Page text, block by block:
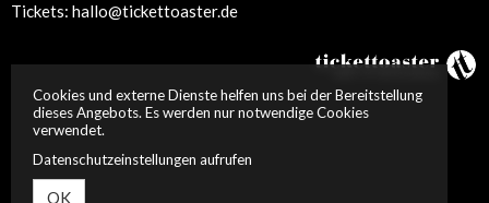
Tickets: hallo@tickettoaster.de
Cookies und externe Dienste helfen uns bei der Bereitstellung
dieses Angebots. Es werden nur notwendige Cookies
verwendet.
Datenschutzeinstellungen aufrufen
OK